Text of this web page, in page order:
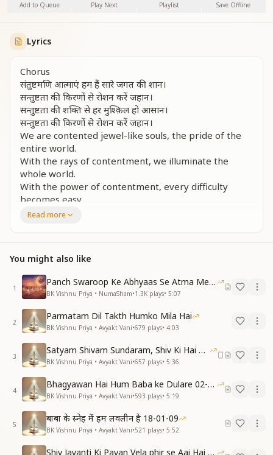
Add to Queue Play Next Playlist Save Offline
Lyrics
Chorus
संतुष्टमणि आत्माएं हम हैं सारे जगत की शान।
सन्तुष्टता की किरणों से रोशन करें जहान।
सन्तुष्टता की शक्ति से हर मुश्क़िल हो आसान।
सन्तुष्टता की किरणों से रोशन करें जहान।
We are contented jewel-like souls, the pride of the
entire world.
With the rays of contentment, we illuminate the
whole world.
With the power of contentment, every difficulty
becomes easy.
With the rays of contentment, we illuminate the
याद रखें समय की और स्वयं का ध्यान।
अपने को आत्मा समझ करें बाबा को ही याद।
अखूट ख़ज़ाने, सर्व प्राप्तियाँ मिलेंगी एक साथ।
संतुष्ट रहने का सदा मिल जाएगा वरदान।
सन्तुष्टता की किरणों से रोशन करें जहान।
We are Baba’s royal children—may this self-respect
always remain.
Let us stay aware of time and attentive to ourselves.
Considering ourselves souls, let us remember Baba
alone.
Inexhaustible treasures and all attainments will be
received together.
The blessing of remaining content will always be
ours.
With the rays of contentment, we illuminate the
Read more
You might also like
1
Panch Swaroop Ke Abhyaas Se Atma Mein Shakti
BK Vishnu Priya • NumaSham•1.3K plays• 5:07
2
Parmatam Dil Takth Humko Mila Hai
BK Vishnu Priya • Avyakt Vani•679 plays• 4:03
3
Satyam Shivam Sundaram, Shiv Ki Hai Hum Santan 09-11-2025
BK Vishnu Priya • Avyakt Vani•657 plays• 5:36
4
Bhagyawan Hai Hum Baba ke Dulare 02-03-2025
BK Vishnu Priya • Avyakt Vani•593 plays• 5:19
5
बाबा के स्नेह में हम लवलीन है 18-01-09
BK Vishnu Priya • Avyakt Vani•521 plays• 5:52
Shiv Jayanti Ki Pavan Vela phir se Aai Hai 23-02-2025